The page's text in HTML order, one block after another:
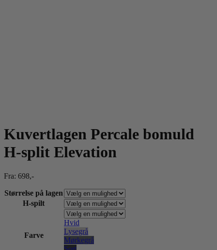
Kuvertlagen Percale bomuld
H-split Elevation
Fra: 698,-
Størrelse på lagen
H-spilt
Farve
Hvid
Lysegrå
Mørkegrå